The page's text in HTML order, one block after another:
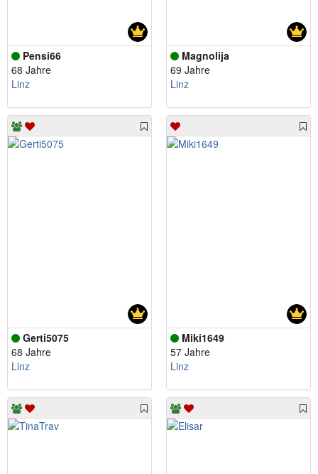
Pensi66
68 Jahre
Linz
Magnolija
69 Jahre
Linz
Gerti5075
68 Jahre
Linz
Miki1649
57 Jahre
Linz